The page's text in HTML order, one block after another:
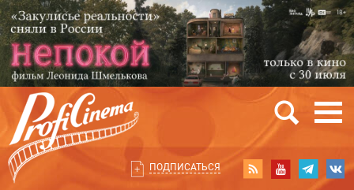
ПОДПИСАТЬСЯ